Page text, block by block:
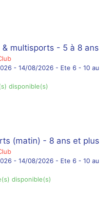
& multisports - 5 à 8 ans
- 14/08/2026 - Ete 6 - 10 au
disponible(s)
(matin) - 8 ans et plus
- 14/08/2026 - Ete 6 - 10 au
disponible(s)